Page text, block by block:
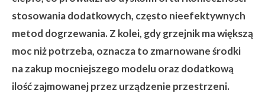
stosowania dodatkowych, często nieefektywnych
metod dogrzewania. Z kolei, gdy grzejnik ma większą
moc niż potrzeba, oznacza to zmarnowane środki
na zakup mocniejszego modelu oraz dodatkową
ilość zajmowanej przez urządzenie przestrzeni.